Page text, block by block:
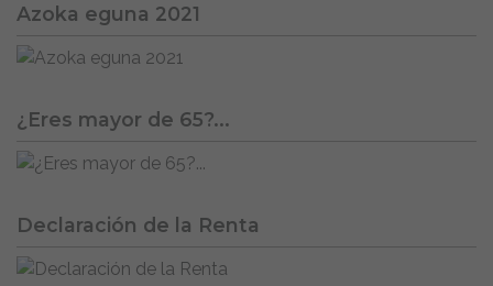
Azoka eguna 2021
¿Eres mayor de 65?...
Declaración de la Renta